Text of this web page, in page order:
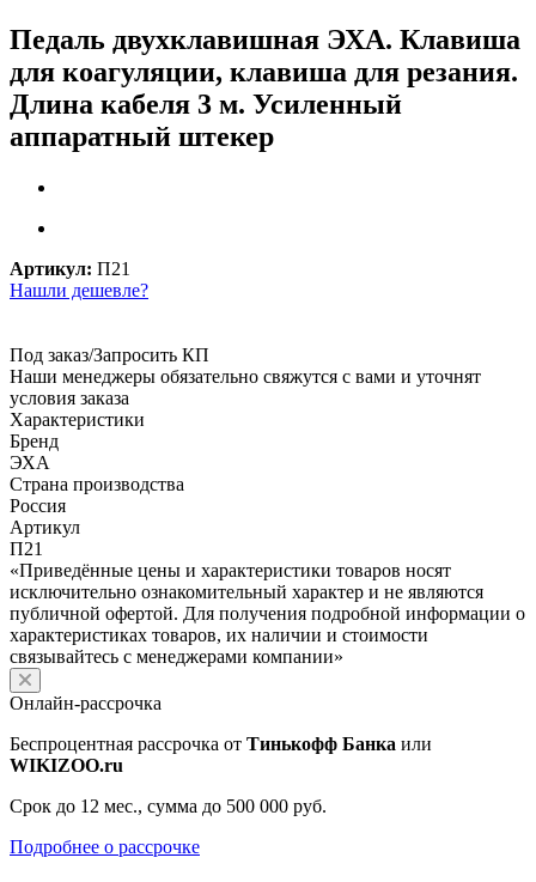
Педаль двухклавишная ЭХА. Клавиша
для коагуляции, клавиша для резания.
Длина кабеля 3 м. Усиленный
аппаратный штекер
Артикул: П21
Нашли дешевле?
Под заказ/Запросить КП
Наши менеджеры обязательно свяжутся с вами и уточнят
условия заказа
Характеристики
Бренд
ЭХА
Страна производства
Россия
Артикул
П21
«Приведённые цены и характеристики товаров носят
исключительно ознакомительный характер и не являются
публичной офертой. Для получения подробной информации о
характеристиках товаров, их наличии и стоимости
связывайтесь с менеджерами компании»
Онлайн-рассрочка
Беспроцентная рассрочка от Тинькофф Банка или
WIKIZOO.ru
Срок до 12 мес., сумма до 500 000 руб.
Подробнее о рассрочке